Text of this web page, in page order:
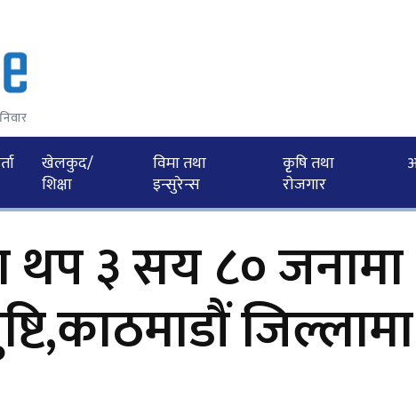
खेलकुद/
शिक्षा
विमा तथा
इन्सुरेन्स
कृृषि तथा
राेजगार
३ सय ८० जनामा